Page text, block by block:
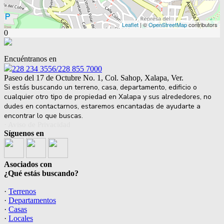
Leaflet | ©OpenStreetMapcontributors
0
Encuéntranos en
228 234 3556/228 855 7000
Paseo del 17 de Octubre No. 1, Col. Sahop, Xalapa, Ver.
Si estás buscando un terreno, casa, departamento, edificio o
cualquier otro tipo de propiedad en Xalapa y sus alrededores, no
dudes en contactarnos, estaremos encantadas de ayudarte a
encontrar lo que buscas.
Síguenos en
Asociados con
¿Qué estás buscando?
· Terrenos
· Departamentos
· Casas
· Locales